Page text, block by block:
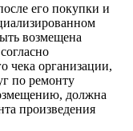
его покупки и
возмещена
чека организации,
по ремонту
должна
произведения